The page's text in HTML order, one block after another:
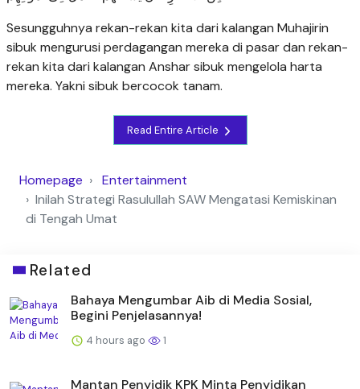
Sesungguhnya rekan-rekan kita dari kalangan Muhajirin
sibuk mengurusi perdagangan mereka di pasar dan rekan-
rekan kita dari kalangan Anshar sibuk mengelola harta
mereka. Yakni sibuk bercocok tanam.
Read Entire Article
Homepage
Entertainment
Inilah Strategi Rasulullah SAW Mengatasi Kemiskinan
di Tengah Umat
Related
Bahaya Mengumbar Aib di Media Sosial,
Begini Penjelasannya!
4 hours ago 1
Mantan Penyidik KPK Minta Penyidikan